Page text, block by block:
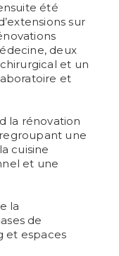
été
sur
deux
et un
et
la rénovation
une
cuisine
et une
la
de
et espaces